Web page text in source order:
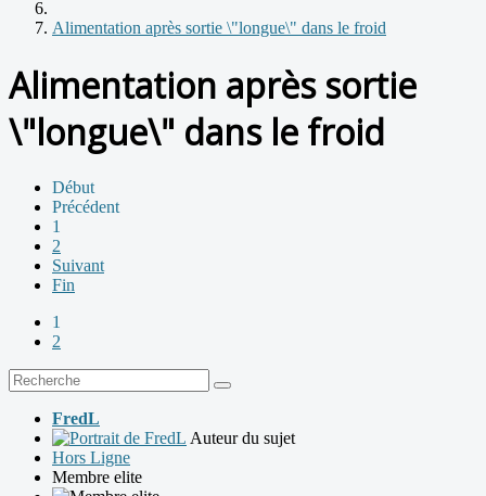
Alimentation après sortie \"longue\" dans le froid
Alimentation après sortie
\"longue\" dans le froid
Début
Précédent
1
2
Suivant
Fin
1
2
FredL
Auteur du sujet
Hors Ligne
Membre elite